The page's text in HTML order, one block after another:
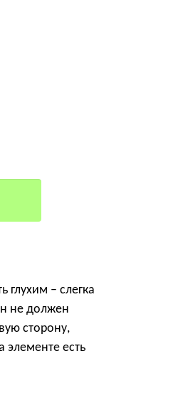
– слегка
не должен
сторону,
элементе есть